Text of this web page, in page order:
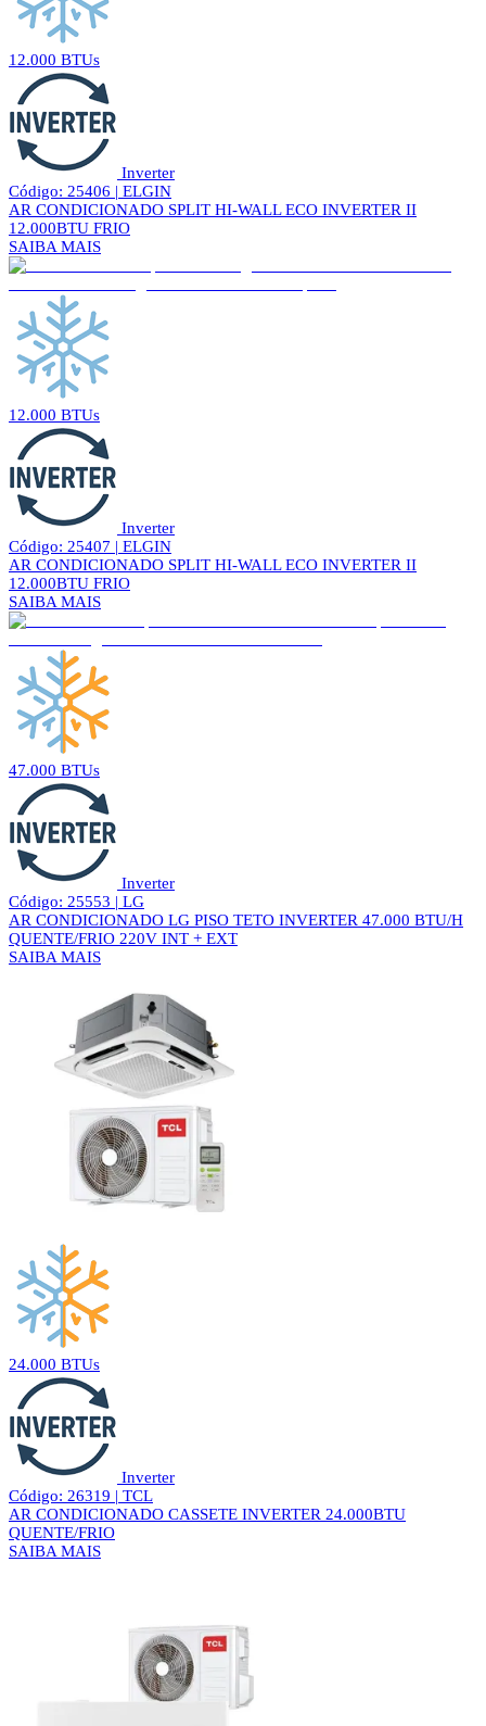
12.000 BTUs
Inverter
Código: 25406 | ELGIN
AR CONDICIONADO SPLIT HI-WALL ECO INVERTER II
12.000BTU FRIO
SAIBA MAIS
12.000 BTUs
Inverter
Código: 25407 | ELGIN
AR CONDICIONADO SPLIT HI-WALL ECO INVERTER II
12.000BTU FRIO
SAIBA MAIS
47.000 BTUs
Inverter
Código: 25553 | LG
AR CONDICIONADO LG PISO TETO INVERTER 47.000 BTU/H
QUENTE/FRIO 220V INT + EXT
SAIBA MAIS
24.000 BTUs
Inverter
Código: 26319 | TCL
AR CONDICIONADO CASSETE INVERTER 24.000BTU
QUENTE/FRIO
SAIBA MAIS